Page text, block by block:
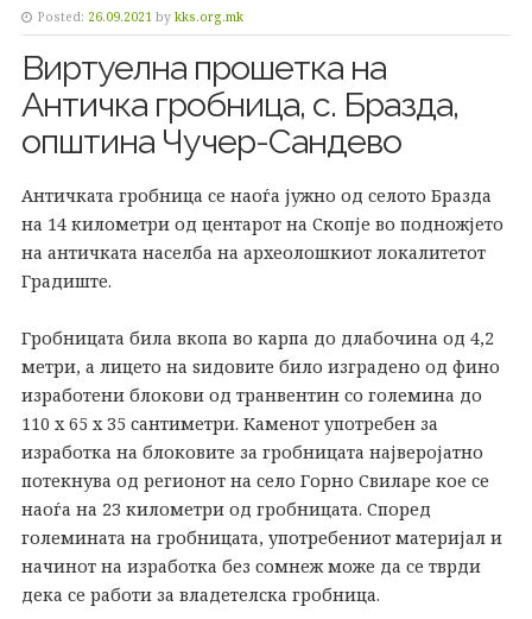
Posted: 26.09.2021 by kks.org.mk
Виртуелна прошетка на
Античка гробница, с. Бразда,
општина Чучер-Сандево
Античката гробница се наоѓа јужно од селото Бразда
на 14 километри од центарот на Скопје во подножјето
на античката населба на археолошкиот локалитетот
Градиште.
Гробницата била вкопа во карпа до длабочина од 4,2
метри, а лицето на ѕидовите било изградено од фино
изработени блокови од транвентин со големина до
110 х 65 х 35 сантиметри. Каменот употребен за
изработка на блоковите за гробницата најверојатно
потекнува од регионот на село Горно Свиларе кое се
наоѓа на 23 километри од гробницата. Според
големината на гробницата, употребениот материјал и
начинот на изработка без сомнеж може да се тврди
дека се работи за владетелска гробница.